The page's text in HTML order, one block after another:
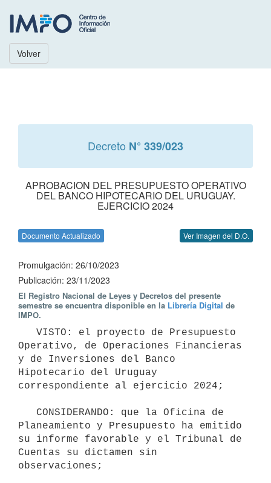
Volver
Decreto N° 339/023
APROBACION DEL PRESUPUESTO OPERATIVO
DEL BANCO HIPOTECARIO DEL URUGUAY.
EJERCICIO 2024
Documento Actualizado Ver Imagen del D.O.
Promulgación: 26/10/2023
Publicación: 23/11/2023
El Registro Nacional de Leyes y Decretos del presente
semestre se encuentra disponible en la Librería Digital de
IMPO.
Operativo, de Operaciones Financieras
y de Inversiones del Banco
Hipotecario del Uruguay
correspondiente al ejercicio 2024;
Planeamiento y Presupuesto ha emitido
su informe favorable y el Tribunal de
Cuentas su dictamen sin
observaciones;